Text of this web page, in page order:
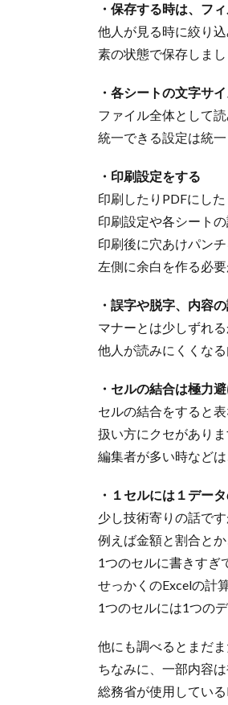
・保存する時は、フ
他人が見る時に絞り
素の状態で保存しまし
・各シートの文字サ
ファイル全体として
統一できる設定は統一
・印刷設定をする
印刷したりPDFにし
印刷設定や各シート
印刷後に穴あけパン
左側に余白を作る必
・誤字や脱字、内容
マナーとは少しずれる
他人が読みにくくなる
・セルの結合は極力
セルの結合をすると
扱い方にクセがありま
編集者が多い時など
・１セルには１デー
少し技術寄りの話です
例えば金額と割合と
1つのセルに書きすぎ
せっかくのExcelの計
1つのセルには1つの
他にも調べるとまだ
ちなみに、一部内容は
総務省が使用してい